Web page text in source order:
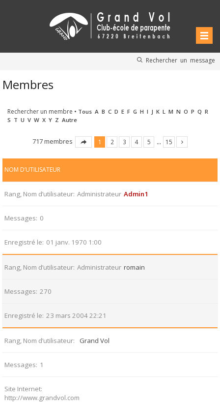
Rechercher un message
Membres
Rechercher un membre • Tous A B C D E F G H I J K L M N O P Q R
S T U V W X Y Z Autre
717 membres 1 2 3 4 5 … 15
NOM D’UTILISATEUR
Rang, Nom d’utilisateur Administrateur Admin1
Messages 0
Enregistré le 01 janv. 1970 1:00
Rang, Nom d’utilisateur Administrateur romain
Messages 270
Enregistré le 23 mars 2004 22:21
Rang, Nom d’utilisateur Grand Vol
Messages 1
Site Internet
http://www.grandvol.com